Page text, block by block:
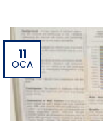
11
OCA